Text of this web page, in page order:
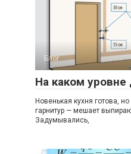
Блог
На каком уровне
Новенькая кухня готова,
гарнитур — мешает
Задумывались,